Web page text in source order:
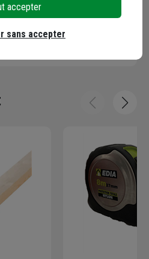
accepter
sans accepter